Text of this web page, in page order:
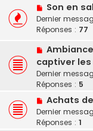
Son en
Dernier
Réponses : 77
captiver
Dernier
Réponses : 5
Achats
Dernier
Réponses : 1